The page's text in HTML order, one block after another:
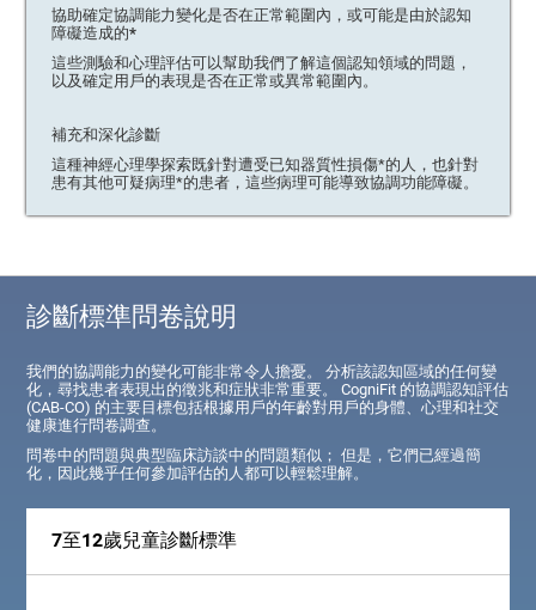
協助確定協調能力變化是否在正常範圍內，或可能是由於認知
障礙造成的*
這些測驗和心理評估可以幫助我們了解這個認知領域的問題，
以及確定用戶的表現是否在正常或異常範圍內。
補充和深化診斷
這種神經心理學探索既針對遭受已知器質性損傷*的人，也針對
患有其他可疑病理*的患者，這些病理可能導致協調功能障礙。
診斷標準問卷說明
我們的協調能力的變化可能非常令人擔憂。 分析該認知區域的任何變
化，尋找患者表現出的徵兆和症狀非常重要。 CogniFit 的協調認知評估
(CAB-CO) 的主要目標包括根據用戶的年齡對用戶的身體、心理和社交
健康進行問卷調查。
問卷中的問題與典型臨床訪談中的問題類似； 但是，它們已經過簡
化，因此幾乎任何參加評估的人都可以輕鬆理解。
7至12歲兒童診斷標準